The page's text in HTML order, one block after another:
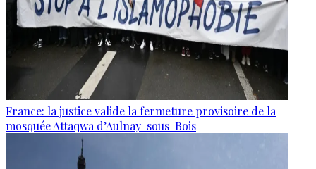
France: la justice valide la fermeture provisoire de la
mosquée Attaqwa d’Aulnay-sous-Bois